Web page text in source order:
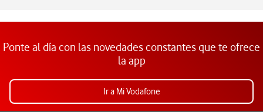
Ponte al día con las novedades constantes que te ofrece
la app
Ir a Mi Vodafone